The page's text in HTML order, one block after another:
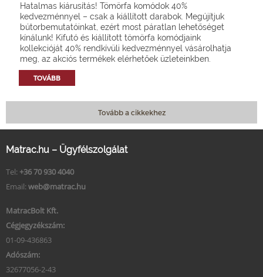
Hatalmas kiárusítás! Tömörfa komódok 40%
kedvezménnyel – csak a kiállított darabok. Megújítjuk
bútorbemutatóinkat, ezért most páratlan lehetőséget
kínálunk! Kifutó és kiállított tömörfa komódjaink
kollekcióját 40% rendkívüli kedvezménnyel vásárolhatja
meg, az akciós termékek elérhetőek üzleteinkben.
TOVÁBB
Tovább a cikkekhez
Matrac.hu – Ügyfélszolgálat
Tel: +36 70 930 4040
Email: web@matrac.hu
MatracBolt Kft.
Cégjegyzékszám:
01-09-436863
Adószám:
32677056-2-43